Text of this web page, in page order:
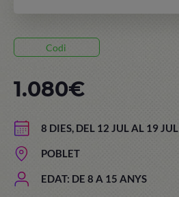
Codi
8 DIES, DEL 12 JUL AL 19 JUL
POBLET
EDAT: DE 8 A 15 ANYS
1.080€